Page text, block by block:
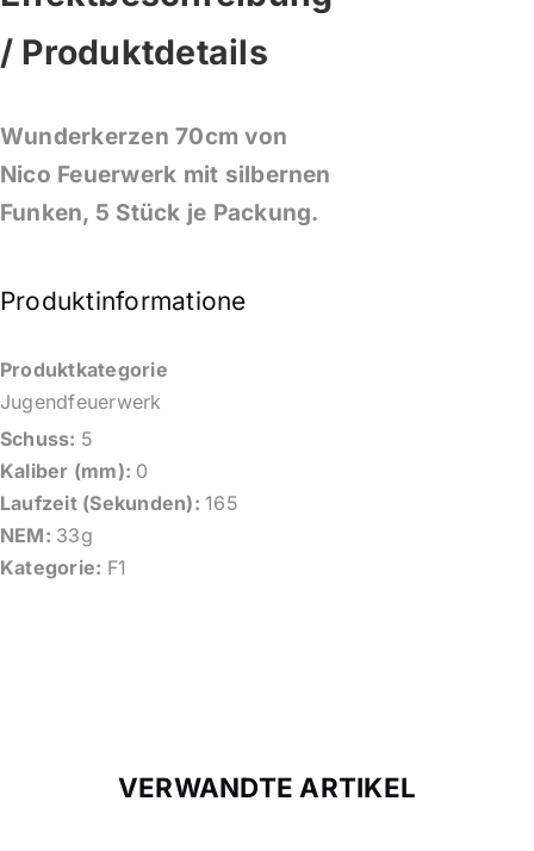
/ Produktdetails
Wunderkerzen 70cm von
Nico Feuerwerk mit silbernen
Funken, 5 Stück je Packung.
Produktinformationen
Produktkategorie
Jugendfeuerwerk
Schuss: 5
Kaliber (mm): 0
Laufzeit (Sekunden):165
NEM: 33g
Kategorie: F1
VERWANDTE ARTIKEL